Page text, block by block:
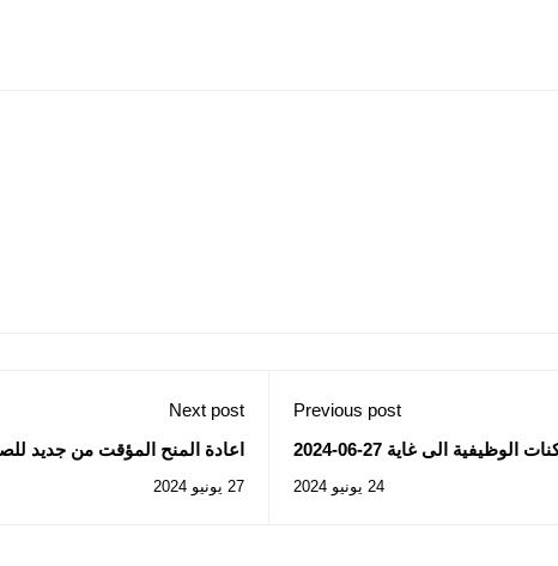
Previous post
الى غاية 27-06-2024
24 يونيو 2024
Next post
اعادة المنح المؤقت من جديد
27 يونيو 2024